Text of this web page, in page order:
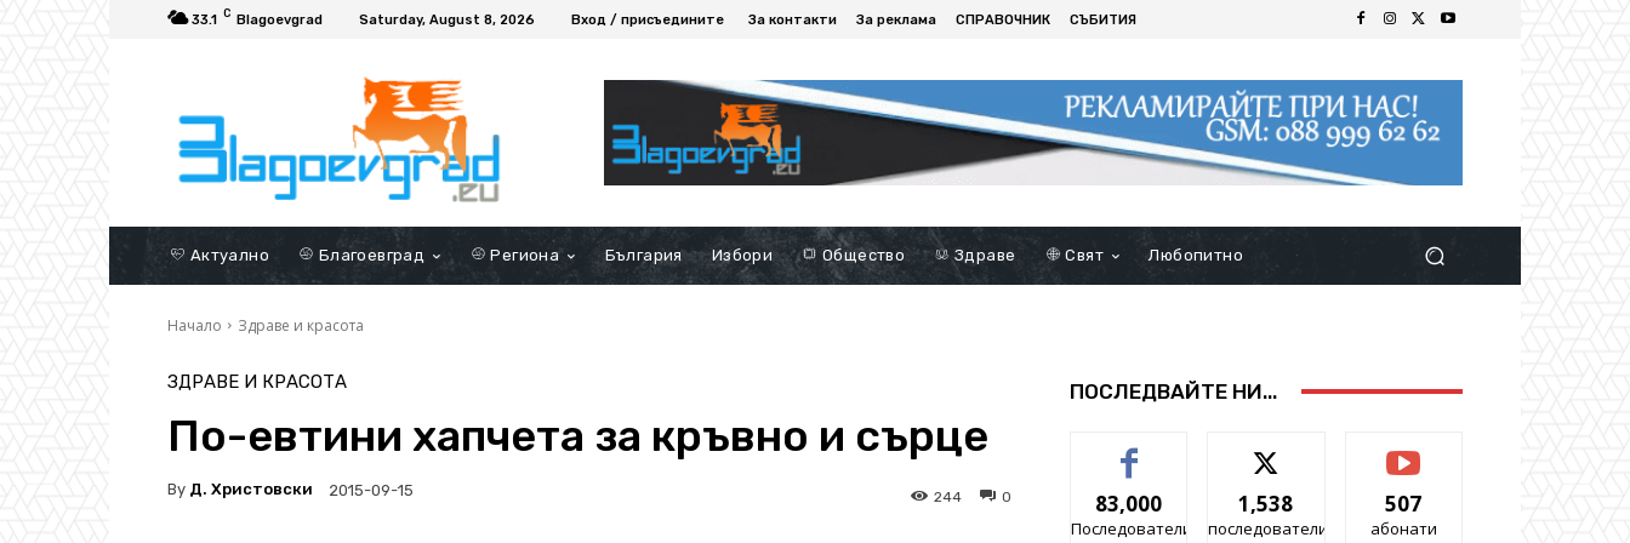
33.1 C Blagoevgrad Saturday, August 8, 2026 Вход / присъедините За контакти За реклама СПРАВОЧНИК СЪБИТИЯ
Актуално Благоевград Региона България Избори Общество Здраве Свят Любопитно
Начало Здраве и красота
ЗДРАВЕ И КРАСОТА
По-евтини хапчета за кръвно и сърце
By Д. Христовски 2015-09-15 0
244
ПОСЛЕДВАЙТЕ НИ...
83,000
Последователи
1,538
последователи
507
абонати